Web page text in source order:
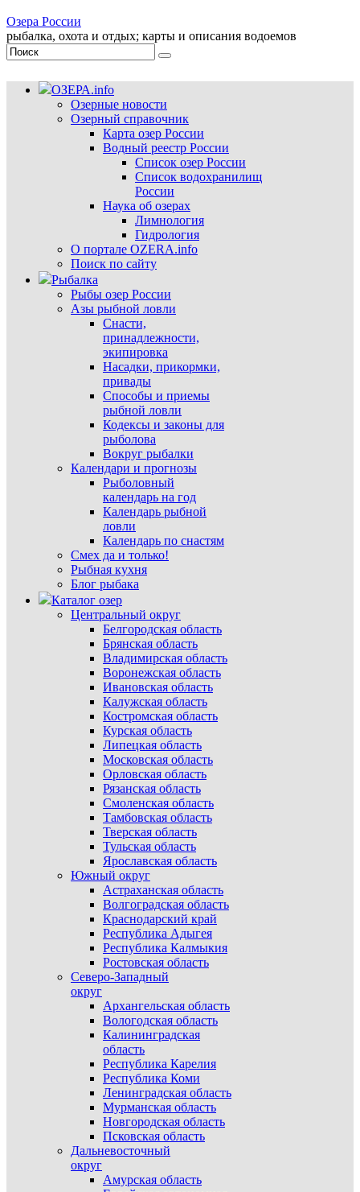
Озера России
рыбалка, охота и отдых; карты и описания водоемов
ОЗЕРА.info
Озерные новости
Озерный справочник
Карта озер России
Водный реестр России
Список озер России
Список водохранилищ
России
Наука об озерах
Лимнология
Гидрология
О портале OZERA.info
Поиск по сайту
Рыбалка
Рыбы озер России
Азы рыбной ловли
Снасти,
принадлежности,
экипировка
Насадки, прикормки,
привады
Способы и приемы
рыбной ловли
Кодексы и законы для
рыболова
Вокруг рыбалки
Календари и прогнозы
Рыболовный
календарь на год
Календарь рыбной
ловли
Календарь по снастям
Смех да и только!
Рыбная кухня
Блог рыбака
Каталог озер
Центральный округ
Белгородская область
Брянская область
Владимирская область
Воронежская область
Ивановская область
Калужская область
Костромская область
Курская область
Липецкая область
Московская область
Орловская область
Рязанская область
Смоленская область
Тамбовская область
Тверская область
Тульская область
Ярославская область
Южный округ
Астраханская область
Волгоградская область
Краснодарский край
Республика Адыгея
Республика Калмыкия
Ростовская область
Северо-Западный
округ
Архангельская область
Вологодская область
Калининградская
область
Республика Карелия
Республика Коми
Ленинградская область
Мурманская область
Новгородская область
Псковская область
Дальневосточный
округ
Амурская область